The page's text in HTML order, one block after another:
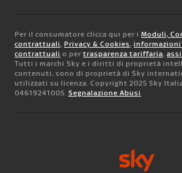
Per il consumatore clicca qui per i Moduli,
contrattuali, Privacy & Cookies,
contrattuali o per trasparenza tariffaria,
Tutti i marchi Sky e i diritti di proprietà
contenuti, sono di proprietà di Sky
utilizzati su licenza. Copyright 2025 Sky
04619241005. Segnalazione Abusi